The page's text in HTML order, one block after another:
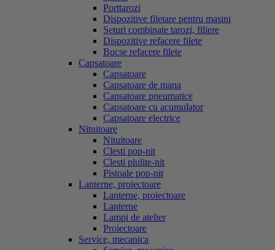
Porttarozi
Dispozitive filetare pentru masini
Seturi combinate tarozi, filiere
Dispozitive refacere filete
Bucse refacere filete
Capsatoare
Capsatoare
Capsatoare de mana
Capsatoare pneumatice
Capsatoare cu acumulator
Capsatoare electrice
Nituitoare
Nituitoare
Clesti pop-nit
Clesti piulite-nit
Pistoale pop-nit
Lanterne, proiectoare
Lanterne, proiectoare
Lanterne
Lampi de atelier
Proiectoare
Service, mecanica